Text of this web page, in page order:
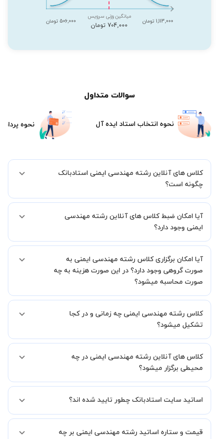
1,113,000 تومان
میانگین وزنی سرویس
704,000 تومان
506,000 تومان
سوالات متداول
نحوه انتخاب استاد ایده آل نحوه
کلاس های آنلاین رشته مهندسی ایمنی استادبانک
چگونه است؟
شما میدهیم که استاد شما پیش از جلسه تمامی موارد لازم برای برگزاری
یک کلاس آنلاین با کیفیت و مفید را به شما توضیح خواهند داد.
آیا امکان ضبط کلاس های آنلاین رشته مهندسی
ایمنی وجود دارد؟
کنید.
آیا امکان برگزاری کلاس رشته مهندسی ایمنی به
صورت گروهی وجود دارد؟ در این صورت هزینه به چه
صورت محاسبه میشود؟
در صورتیکه مایل هستید کلاس ها را در کنار دوستان و یا آشنایان خود به
صورت گروهی برگزار کنید، این امکان وجود دارد. در این حالت، به ازای هر
اضافه خواهد شد.
کلاس رشته مهندسی ایمنی چه زمانی و در کجا
تشکیل میشود؟
استاد تعیین خواهد شد.
همچنین کلاس های خصوصی به طور کلی در منزل شاگرد برگزار میشود. در
کلاس در یک مکان عمومی مانند کتابخانه با استاد خود هماهنگی لازم را
انجام دهید.
کلاس های آنلاین رشته مهندسی ایمنی در چه
محیطی برگزار میشود؟
اساتید سایت استادبانک چطور تایید شده اند؟
در صورت رضایت از شیوه تدریس، استاد مجوز فعالیت در استادبانک را
قیمت و ستاره اساتید رشته مهندسی ایمنی بر چه